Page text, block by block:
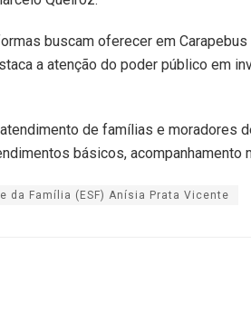
buscam oferecer em
a atenção do poder público em
de famílias e moradores
básicos,
da Família (ESF) Anísia Prata Vicente